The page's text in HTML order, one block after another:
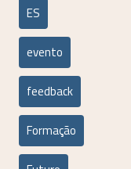
ES
evento
feedback
Formação